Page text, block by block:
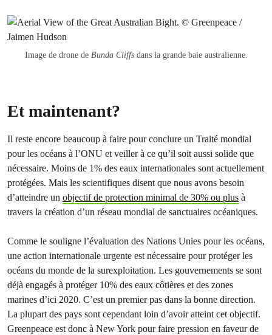
Image de drone de Bunda Cliffsdans la grande baie australienne.
Et maintenant?
Il reste encore beaucoup à faire pour conclure un Traité mondial
pour les océans à l’ONU et veiller à ce qu’il soit aussi solide que
nécessaire. Moins de 1% des eaux internationales sont actuellement
protégées. Mais les scientifiques disent que nous avons besoin
d’atteindre un objectif de protection minimal de 30% ou plus à
travers la création d’un réseau mondial de sanctuaires océaniques.
Comme le souligne l’évaluation des Nations Unies pour les océans,
une action internationale urgente est nécessaire pour protéger les
océans du monde de la surexploitation. Les gouvernements se sont
déjà engagés à protéger 10% des eaux côtières et des zones
marines d’ici 2020. C’est un premier pas dans la bonne direction.
La plupart des pays sont cependant loin d’avoir atteint cet objectif.
Greenpeace est donc à New York pour faire pression en faveur de